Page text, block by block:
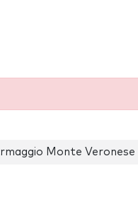
Monte Veronese